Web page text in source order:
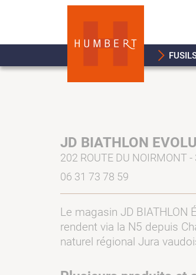
JD BIATHLON
202 ROUTE DU NOIRMONT
06 31 73 78 59
Le magasin JD
rendent via la N5 depuis
naturel régional Jura